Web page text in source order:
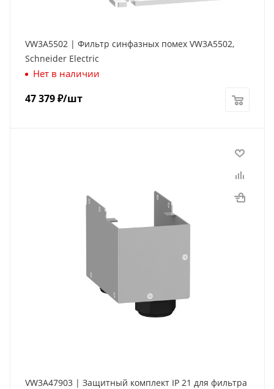
VW3A5502 | Фильтр синфазных помех VW3A5502,
Schneider Electric
Нет в наличии
47 379₽/шт
VW3A47903 | Защитный комплект IP 21 для фильтра